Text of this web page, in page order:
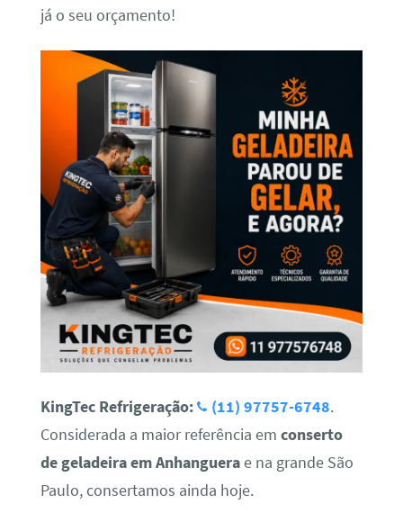
já o seu orçamento!
KingTec Refrigeração: (11) 97757-6748.
Considerada a maior referência em conserto
de geladeira em Anhanguerae na grande São
Paulo, consertamos ainda hoje.